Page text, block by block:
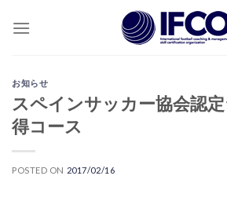
お知らせ
スペインサッカー協会認
得コース
POSTED ON 2017/02/16